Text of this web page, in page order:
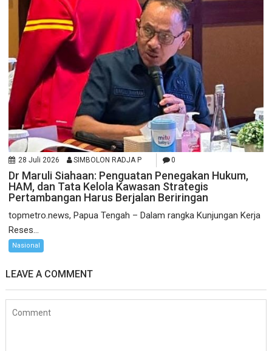
28 Juli 2026 SIMBOLON RADJA P 0
Dr Maruli Siahaan: Penguatan Penegakan Hukum,
HAM, dan Tata Kelola Kawasan Strategis
Pertambangan Harus Berjalan Beriringan
topmetro.news, Papua Tengah – Dalam rangka Kunjungan Kerja
Reses...
Nasional
LEAVE A COMMENT